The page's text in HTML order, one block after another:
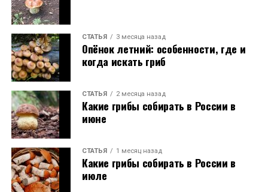
СТАТЬЯ 3 месяца назад
Опёнок летний: особенности, где и
когда искать гриб
СТАТЬЯ 2 месяца назад
Какие грибы собирать в России в
июне
СТАТЬЯ 1 месяц назад
Какие грибы собирать в России в
июле